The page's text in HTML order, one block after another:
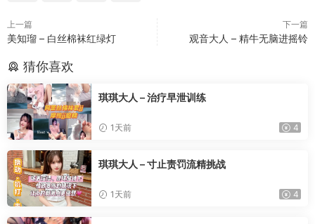
上一篇
美知瑠 – 白丝棉袜红绿灯
下一篇
观音大人 – 精牛无脑进摇铃
猜你喜欢
琪琪大人 – 治疗早泄训练
1天前 4
琪琪大人 – 寸止责罚流精挑战
1天前 4